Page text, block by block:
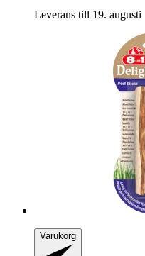
Leverans till 19. augusti
Varukorg